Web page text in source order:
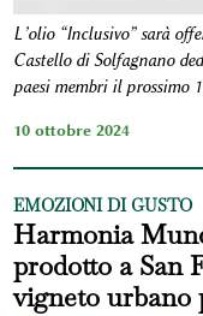
L’olio “Inclusivo” sarà
Castello di Solfagnano
paesi membri il prossimo
10 ottobre 2024
EMOZIONI DI GUSTO
Harmonia
prodotto a San
vigneto urbano